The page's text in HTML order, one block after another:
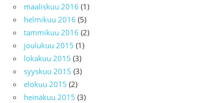
maaliskuu 2016 (1)
helmikuu 2016 (5)
tammikuu 2016 (2)
joulukuu 2015 (1)
lokakuu 2015 (3)
syyskuu 2015 (3)
elokuu 2015 (2)
heinäkuu 2015 (3)